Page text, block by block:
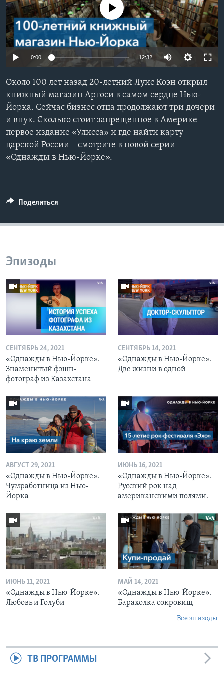
Learning English
СОЦИАЛЬНЫЕ СЕТИ
Языки
No media source currently available
0:00 12:32
Около 100 лет назад 20-летний Луис Коэн открыл
книжный магазин Аргоси в самом сердце Нью-
Йорка. Сейчас бизнес отца продолжают три дочери
и внук. Сколько стоит запрещенное в Америке
первое издание «Улисса» и где найти карту
царской России – смотрите в новой серии
«Однажды в Нью-Йорке».
Поделиться
Эпизоды
СЕНТЯБРЬ 24, 2021
«Однажды в Нью-Йорке».
Знаменитый фэшн-
фотограф из Казахстана
СЕНТЯБРЬ 14, 2021
«Однажды в Нью-Йорке».
Две жизни в одной
АВГУСТ 29, 2021
«Однажды в Нью-Йорке».
Чумработница из Нью-
Йорка
ИЮНЬ 16, 2021
«Однажды в Нью-Йорке».
Русский рок над
американскими полями.
ИЮНЬ 11, 2021
«Однажды в Нью-Йорке».
Любовь и Голуби
МАЙ 14, 2021
«Однажды в Нью-Йорке».
Барахолка сокровищ
Все эпизоды
ТВ ПРОГРАММЫ